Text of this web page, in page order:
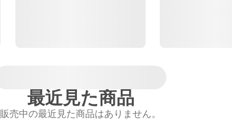
最近見た商品
販売中の最近見た商品はありません。